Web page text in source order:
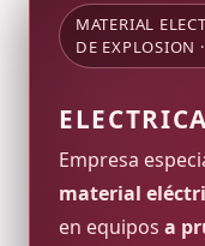
MATERIAL
DE EXPLOSION
Empresa
material
en equipos a